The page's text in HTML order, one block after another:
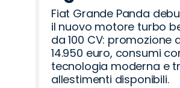
Fiat Grande Panda
il nuovo motore turbo
da 100 CV: promozione
14.950 euro, consumi
tecnologia moderna e
allestimenti disponibili.